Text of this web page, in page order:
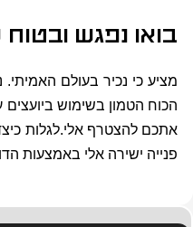
בואו נפגש
מציע כי נכיר בעולם האמיתי.
הכוח הטמון בשימוש
פנייה ישירה אלי באמצעות